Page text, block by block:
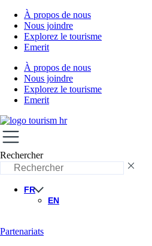
À propos de nous
Nous joindre
Explorez le tourisme
Emerit
À propos de nous
Nous joindre
Explorez le tourisme
Emerit
Rechercher
FR
EN
Partenariats